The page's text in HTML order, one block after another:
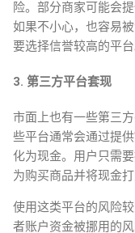
险。部分商家可能会
如果不小心，也容易
要选择信誉较高的平台
3. 第三方平台套现
市面上也有一些第三
些平台通常会通过提
化为现金。用户只需
为购买商品并将现金打
使用这类平台的风险
者账户资金被挪用的